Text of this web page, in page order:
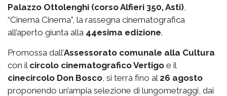
Palazzo Ottolenghi (corso Alfieri 350, Asti)
“Cinema Cinema”, la rassegna cinematografica
all’aperto giunta alla 44esima edizione.
Promossa dall’Assessorato comunale alla Cultura
con il circolo cinematografico Vertigo e il
cinecircolo Don Bosco , si terrà fino al 26 agosto
proponendo un’ampia selezione di lungometraggi, dai